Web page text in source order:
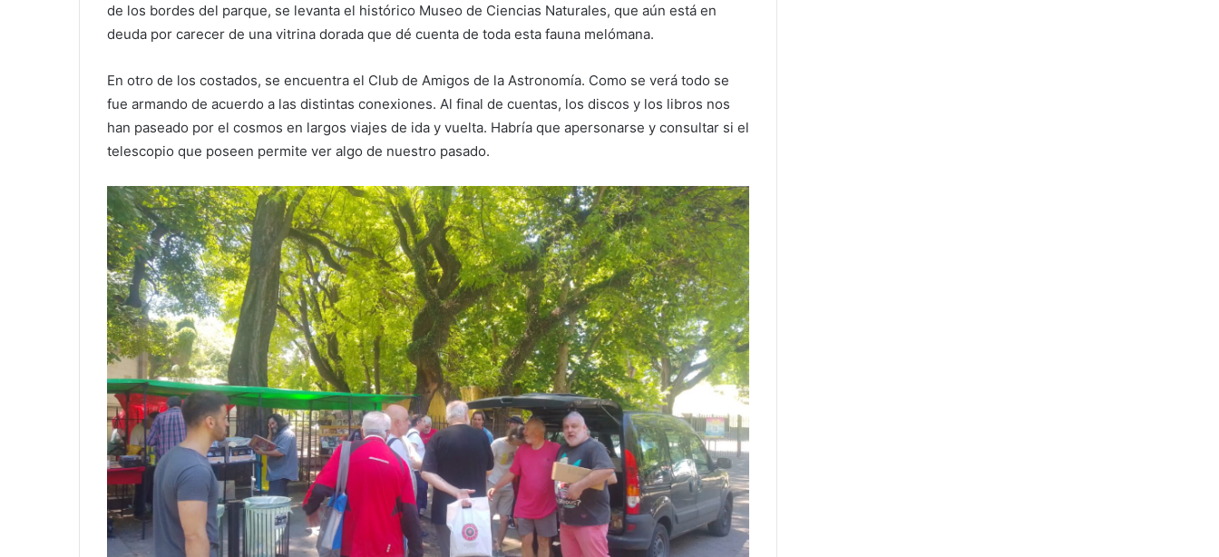
de los bordes del parque, se levanta el histórico Museo de Ciencias Naturales, que aún está en
deuda por carecer de una vitrina dorada que dé cuenta de toda esta fauna melómana.
En otro de los costados, se encuentra el Club de Amigos de la Astronomía. Como se verá todo se
fue armando de acuerdo a las distintas conexiones. Al final de cuentas, los discos y los libros nos
han paseado por el cosmos en largos viajes de ida y vuelta. Habría que apersonarse y consultar si el
telescopio que poseen permite ver algo de nuestro pasado.